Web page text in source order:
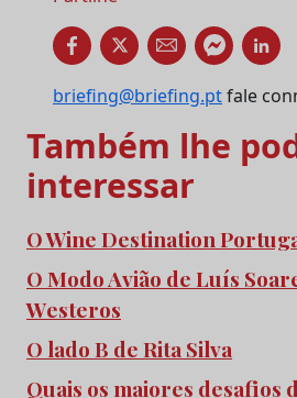
briefing@briefing.ptfale
Também lhe
interessar
O Wine Destination
O Modo Avião de Luís
Westeros
O lado B de Rita Silva
Quais os maiores desafios